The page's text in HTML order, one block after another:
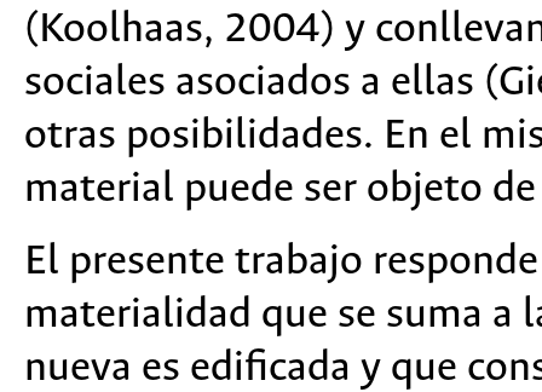
(Koolhaas, 2004) y
sociales asociados a ellas
otras posibilidades. En el
material puede ser objeto
El presente trabajo
materialidad que se suma a
nueva es edificada y que